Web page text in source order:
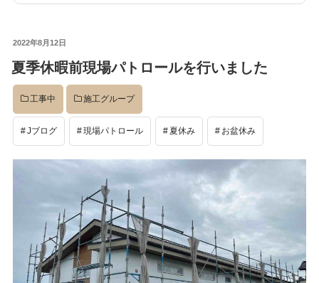
投
日:
2022年8月12日
夏季休暇前現場パトロールを行いました
工事中 施工グループ
Jブログ 現場パトロール 夏休み お盆休み
新商品
ホームページ
未分類